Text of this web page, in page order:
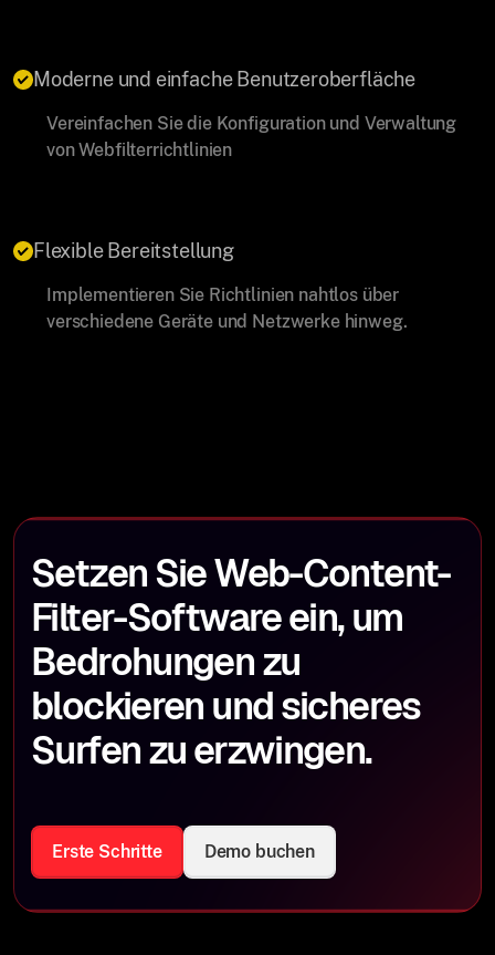
Moderne und einfache Benutzeroberfläche
Vereinfachen Sie die Konfiguration und Verwaltung
von Webfilterrichtlinien
Flexible Bereitstellung
Implementieren Sie Richtlinien nahtlos über
verschiedene Geräte und Netzwerke hinweg.
Setzen Sie Web-Content-
Filter-Software ein, um
Bedrohungen zu
blockieren und sicheres
Surfen zu erzwingen.
Erste Schritte Demo buchen